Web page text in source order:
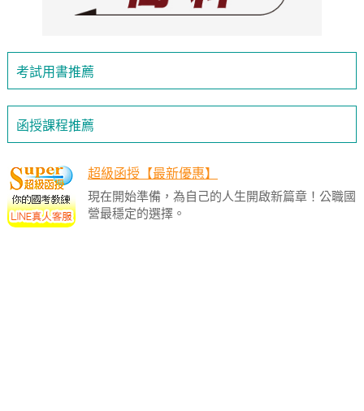
考試用書推薦
函授課程推薦
超級函授【最新優惠】
現在開始準備，為自己的人生開啟新篇章！公職國
營最穩定的選擇。